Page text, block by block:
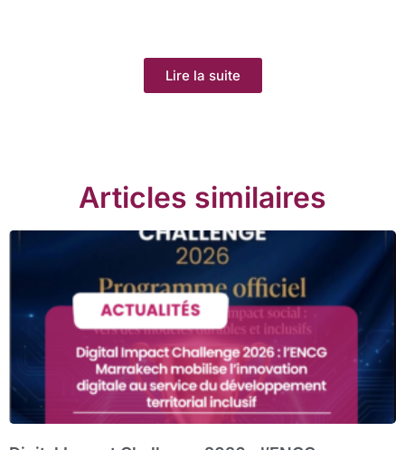
Lire la suite
Articles similaires